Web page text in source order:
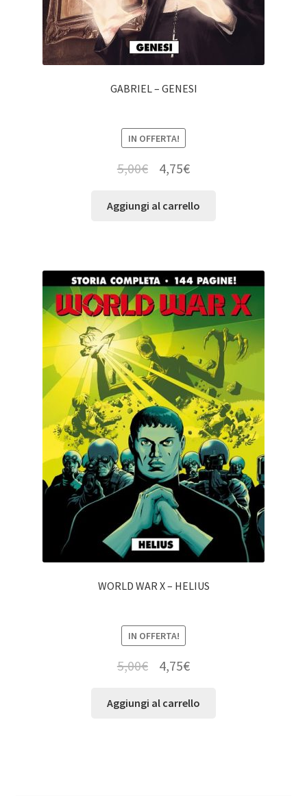
GABRIEL – GENESI
IN OFFERTA!
5,00€ 4,75€
Aggiungi al carrello
WORLD WAR X – HELIUS
IN OFFERTA!
5,00€ 4,75€
Aggiungi al carrello